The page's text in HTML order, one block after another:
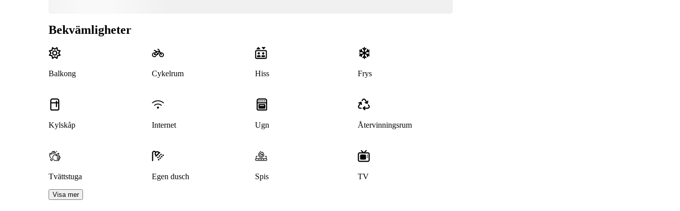
Bekvämligheter
Balkong Cykelrum Hiss Frys
Kylskåp Internet Ugn Återvinningsrum
Tvättstuga Egen dusch Spis TV
Visa mer